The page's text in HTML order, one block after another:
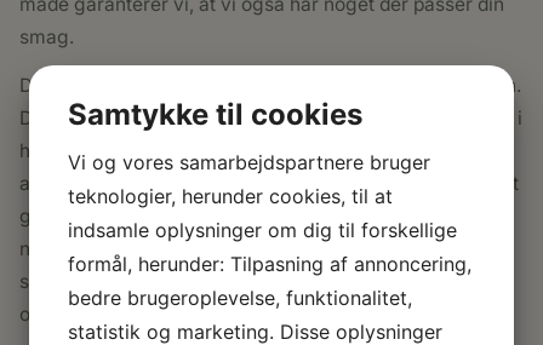
smag.
Det viste hus Gurli 2 er et havehus i utrolig smukt design.
Det er meget solidt bygget og produceret af nordisk træ i
højeste kvalitet. Gurli 2 bliver som de fleste af vores
andre huse leveret som et elementbygget samlesæt. Det
gør det rigtig nemt at samle. Skulle opsætningen af dit
nye havehus alligevel volde problemer, eller har du
spørgsmål, så er du til enhver tid velkommen til at give
os et kald.
Samtykke til cookies
Vi og vores samarbejdspartnere bruger
teknologier, herunder cookies, til at
indsamle oplysninger om dig til forskellige
formål, herunder: Tilpasning af annoncering,
bedre brugeroplevelse, funktionalitet,
statistik og marketing. Disse oplysninger